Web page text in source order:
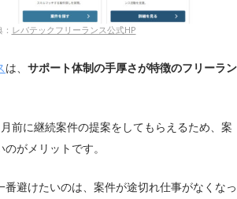
レバテックフリーランス公式HP
は、 サポート体制の手厚さが特徴のフリーラン
前に継続案件の提案をしてもらえるため、案
がメリットです。
番避けたいのは、案件が途切れ仕事がなくなっ